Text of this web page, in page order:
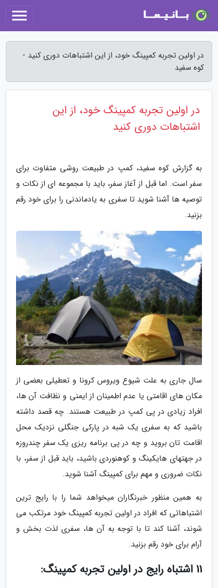
در اولین تجربه کمپینگ خود، از این اشتباهات دوری کنید -
کوه سفید
در اولین تجربه کمپینگ خود، از این
اشتباهات دوری کنید
به گزارش کوه سفید، کمپ در طبیعت روشی متفاوت برای
سفر است. اما قبل از آغاز سفر، باید با مجموعه ای از نکات و
توصیه ها آشنا شوید تا سفری به یادماندنی را برای خود رقم
بزنید.
سال جاری به علت شیوع ویروس کرونا و تعطیلی بعضی از
مکان های اقامتی یا عدم اطمینان از ایمنی و نظافت آن ها،
افراد زیادی در پی کمپ در طبیعت هستند. چه قصد داشته
باشید که به سفری یک شبه در پارکی جنگلی نزدیک محل
اقامت تان بروید و چه در پی برنامه ریزی یک سفر چندروزه
در جهتهای هایکینگ و کوهنوردی باشید، باید قبل از سفر، با
نکات ضروری و مهم برای کمپینگ آشنا شوید.
به همین منظور خبرنگاران میخواهد شما را با رایج ترین
اشتباهاتی که افراد در اولین تجربه کمپینگ خود مرتکب می
شوند، آشنا کند تا با توجه به آن ها، سفری لذت بخش و
آرام برای خود رقم بزنید.
11 اشتباه رایج در اولین تجربه کمپینگ: